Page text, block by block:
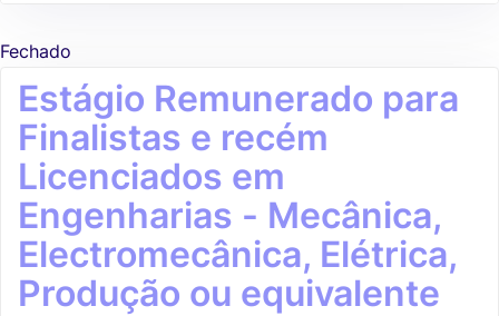
Fechado
Estágio Remunerado para
Finalistas e recém
Licenciados em
Engenharias - Mecânica,
Electromecânica, Elétrica,
Produção ou equivalente